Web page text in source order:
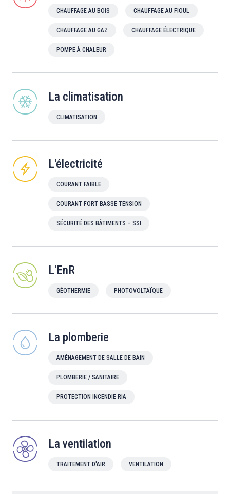
CHAUFFAGE AU BOIS CHAUFFAGE AU FIOUL
CHAUFFAGE AU GAZ CHAUFFAGE ÉLECTRIQUE
POMPE À CHALEUR
La climatisation
CLIMATISATION
L'électricité
COURANT FAIBLE
COURANT FORT BASSE TENSION
SÉCURITÉ DES BÂTIMENTS – SSI
L'EnR
GÉOTHERMIE PHOTOVOLTAÏQUE
La plomberie
AMÉNAGEMENT DE SALLE DE BAIN
PLOMBERIE / SANITAIRE
PROTECTION INCENDIE RIA
La ventilation
TRAITEMENT D'AIR VENTILATION